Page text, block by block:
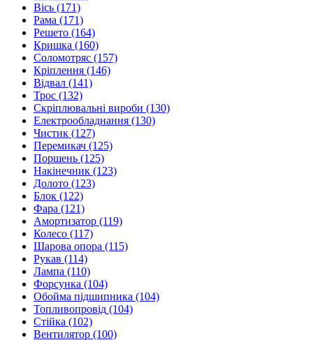
Вісь (171)
Рама (171)
Решето (164)
Кришка (160)
Соломотряс (157)
Кріплення (146)
Відвал (141)
Трос (132)
Скріплювальні вироби (130)
Електрообладнання (130)
Чистик (127)
Перемикач (125)
Поршень (125)
Накінечник (123)
Долото (123)
Блок (122)
Фара (121)
Амортизатор (119)
Колесо (117)
Шарова опора (115)
Рукав (114)
Лампа (110)
Форсунка (104)
Обойма підшипника (104)
Топливопровід (104)
Стійка (102)
Вентилятор (100)